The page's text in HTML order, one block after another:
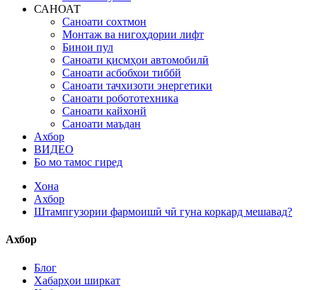
САНОАТ
Саноати сохтмон
Монтаж ва нигоҳдории лифт
Бинои пул
Саноати қисмҳои автомобилӣ
Саноати асбобхои тиббй
Саноати тачхизоти энергетики
Саноати робототехника
Саноати кайхонй
Саноати маъдан
Ахбор
ВИДЕО
Бо мо тамос гиред
Хона
Ахбор
Штампгузории фармоишӣ чӣ гуна коркард мешавад?
Ахбор
Блог
Хабарҳои ширкат